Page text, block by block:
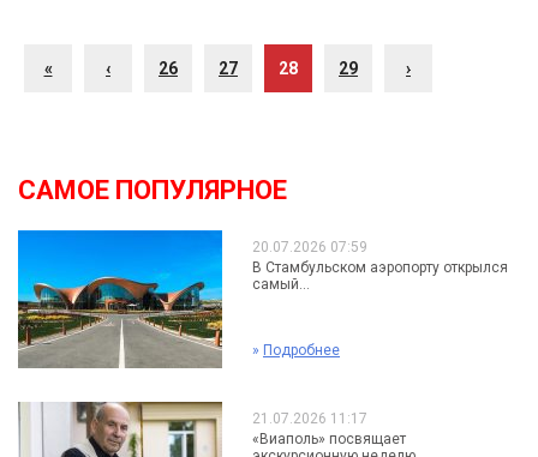
« ‹ 26 27 28 29 ›
САМОЕ ПОПУЛЯРНОЕ
20.07.2026 07:59
В Стамбульском аэропорту открылся
самый...
» Подробнее
21.07.2026 11:17
«Виаполь» посвящает